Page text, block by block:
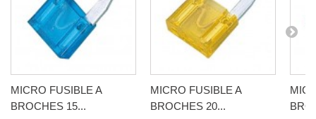
MICRO FUSIBLE A
BROCHES 15...
MICRO FUSIBLE A
BROCHES 20...